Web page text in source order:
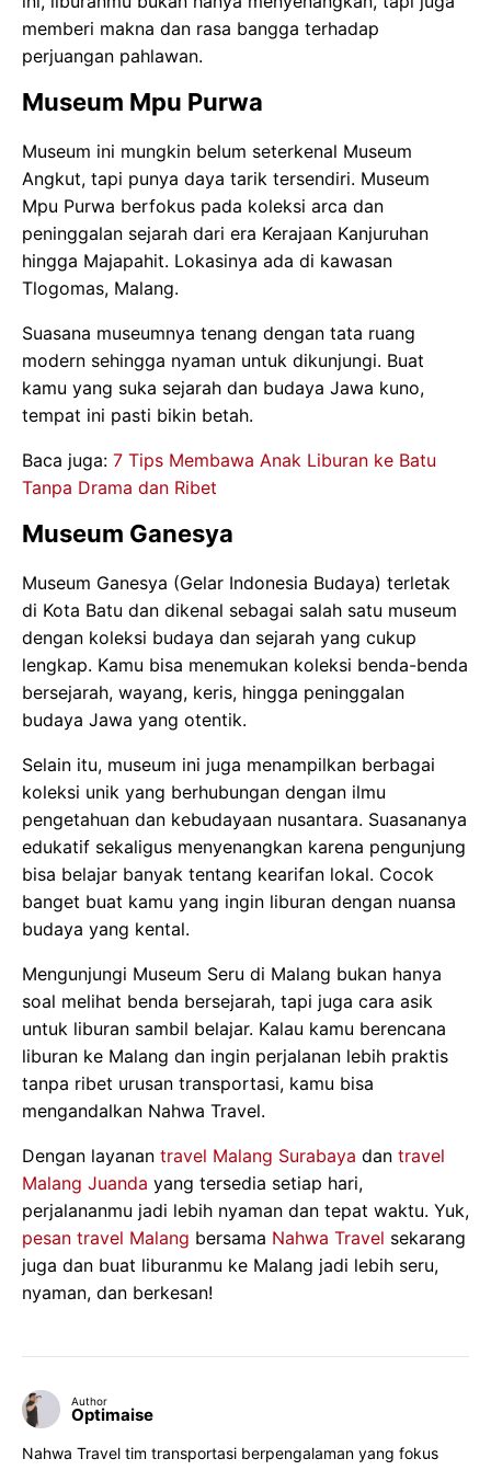
memberi makna dan rasa bangga terhadap
perjuangan pahlawan.
Museum Mpu Purwa
Museum ini mungkin belum seterkenal Museum
Angkut, tapi punya daya tarik tersendiri. Museum
Mpu Purwa berfokus pada koleksi arca dan
peninggalan sejarah dari era Kerajaan Kanjuruhan
hingga Majapahit. Lokasinya ada di kawasan
Tlogomas, Malang.
Suasana museumnya tenang dengan tata ruang
modern sehingga nyaman untuk dikunjungi. Buat
kamu yang suka sejarah dan budaya Jawa kuno,
tempat ini pasti bikin betah.
Baca juga: 7 Tips Membawa Anak Liburan ke Batu
Tanpa Drama dan Ribet
Museum Ganesya
Museum Ganesya (Gelar Indonesia Budaya) terletak
di Kota Batu dan dikenal sebagai salah satu museum
dengan koleksi budaya dan sejarah yang cukup
lengkap. Kamu bisa menemukan koleksi benda-benda
bersejarah, wayang, keris, hingga peninggalan
budaya Jawa yang otentik.
Selain itu, museum ini juga menampilkan berbagai
koleksi unik yang berhubungan dengan ilmu
pengetahuan dan kebudayaan nusantara. Suasananya
edukatif sekaligus menyenangkan karena pengunjung
bisa belajar banyak tentang kearifan lokal. Cocok
banget buat kamu yang ingin liburan dengan nuansa
budaya yang kental.
Mengunjungi Museum Seru di Malang bukan hanya
soal melihat benda bersejarah, tapi juga cara asik
untuk liburan sambil belajar. Kalau kamu berencana
liburan ke Malang dan ingin perjalanan lebih praktis
tanpa ribet urusan transportasi, kamu bisa
mengandalkan Nahwa Travel.
Dengan layanan travel Malang Surabaya dan travel
Malang Juanda yang tersedia setiap hari,
perjalananmu jadi lebih nyaman dan tepat waktu. Yuk,
pesan travel Malang bersama Nahwa Travel sekarang
juga dan buat liburanmu ke Malang jadi lebih seru,
nyaman, dan berkesan!
Author
Optimaise
Nahwa Travel tim transportasi berpengalaman yang fokus